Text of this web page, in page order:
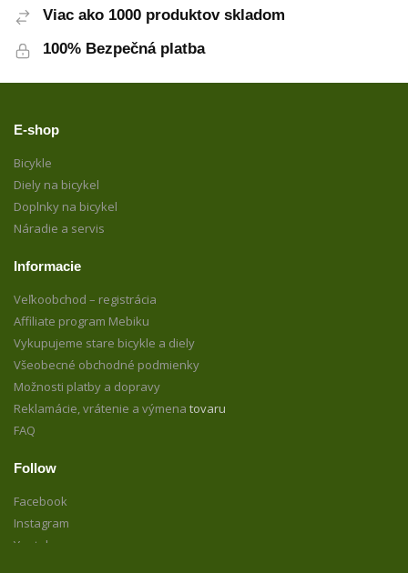
Viac ako 1000 produktov skladom
100% Bezpečná platba
E-shop
Bicykle
Diely na bicykel
Doplnky na bicykel
Náradie a servis
Informacie
Veľkoobchod – registrácia
Affiliate program Mebiku
Vykupujeme stare bicykle a diely
Všeobecné obchodné podmienky
Možnosti platby a dopravy
Reklamácie, vrátenie a výmena tovaru
FAQ
Follow
Facebook
Instagram
Youtube